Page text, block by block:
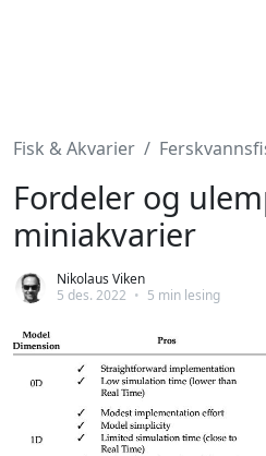
Fisk & Akvarier
Fordeler og
miniakvarier
Nikolaus Viken
5 des. 2022 • 5 min lesing